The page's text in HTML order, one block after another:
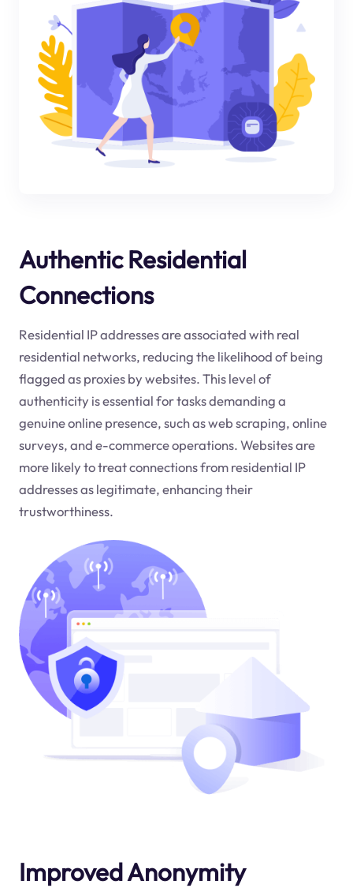
Authentic Residential
Connections
Residential IP addresses are associated with real
residential networks, reducing the likelihood of being
flagged as proxies by websites. This level of
authenticity is essential for tasks demanding a
genuine online presence, such as web scraping, online
surveys, and e-commerce operations. Websites are
more likely to treat connections from residential IP
addresses as legitimate, enhancing their
trustworthiness.
Improved Anonymity